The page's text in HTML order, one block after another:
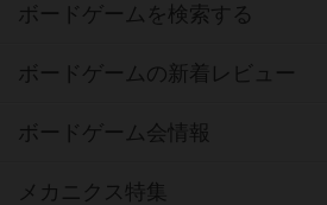
ボードゲームを検索する
ボードゲームの新着レビュー
ボードゲーム会情報
メカニクス特集